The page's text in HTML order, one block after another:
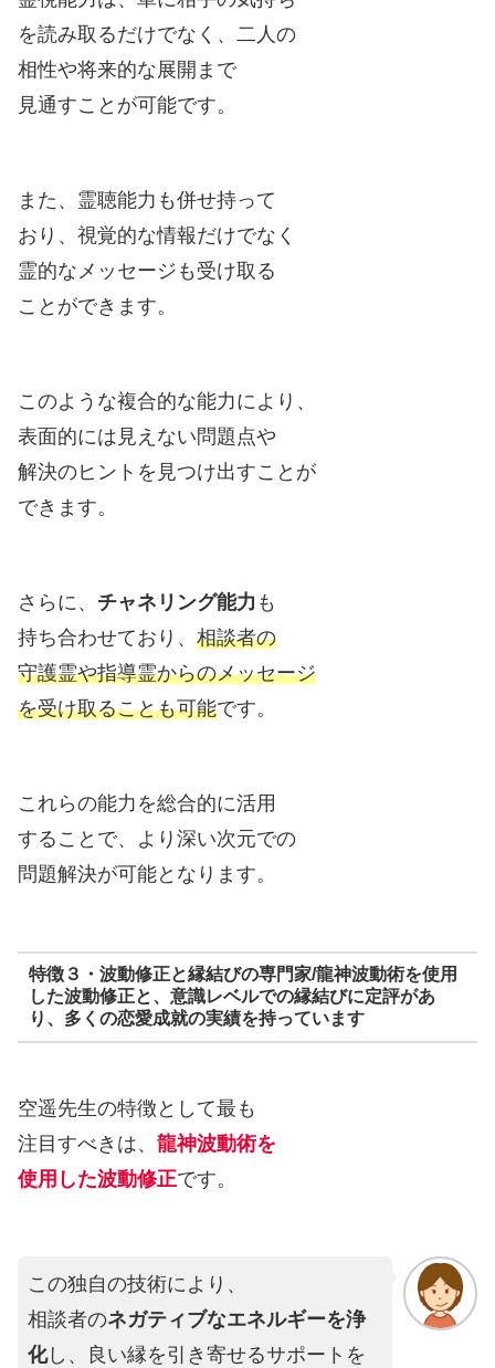
を読み取るだけでなく、二人の
相性や将来的な展開まで
見通すことが可能です。
また、霊聴能力も併せ持って
おり、視覚的な情報だけでなく
霊的なメッセージも受け取る
ことができます。
このような複合的な能力により、
表面的には見えない問題点や
解決のヒントを見つけ出すことが
できます。
さらに、 チャネリング能力 も
持ち合わせており、 相談者の
守護霊や指導霊からのメッセージ
を受け取ることも可能です。
これらの能力を総合的に活用
することで、より深い次元での
問題解決が可能となります。
特徴３・波動修正と縁結びの専門家/龍神波動術を使用
した波動修正と、意識レベルでの縁結びに定評があ
り、多くの恋愛成就の実績を持っています
空遥先生の特徴として最も
注目すべきは、 龍神波動術を
使用した波動修正です。
この独自の技術により、
相談者のネガティブなエネルギーを浄
化し、良い縁を引き寄せるサポートを